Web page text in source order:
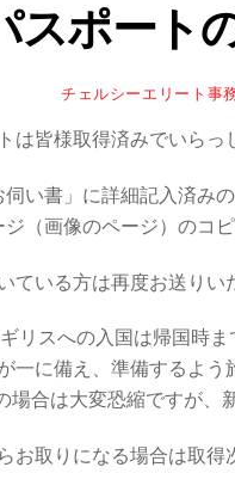
スポート
チェルシーエリート事
は皆様取得済みでいらっ
い書」に詳細記入済み
（画像のページ）のコ
ている方は再度お送りい
リスへの入国は帰国時
一に備え、準備するよ
合は大変恐縮ですが、
お取りになる場合は取得